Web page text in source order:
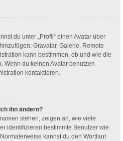
du unter „Profil“ einen Avatar über
Gravatar, Galerie, Remote
kann bestimmen, ob und wie die
Wenn du keinen Avatar benutzen
kontaktieren.
ihn ändern?
stehen, zeigen an, wie viele
identifizieren bestimmte Benutzer wie
kannst du den Wortlaut